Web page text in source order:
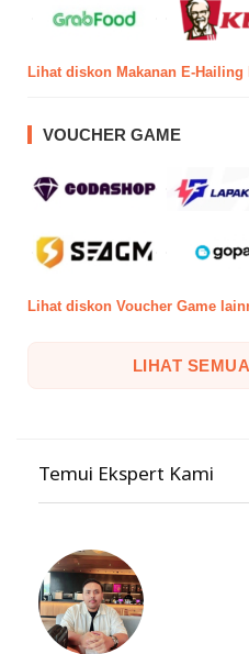
Lihat diskon Makanan E-
VOUCHER GAME
Lihat diskon Voucher Game
LIHAT
Temui Ekspert Kami